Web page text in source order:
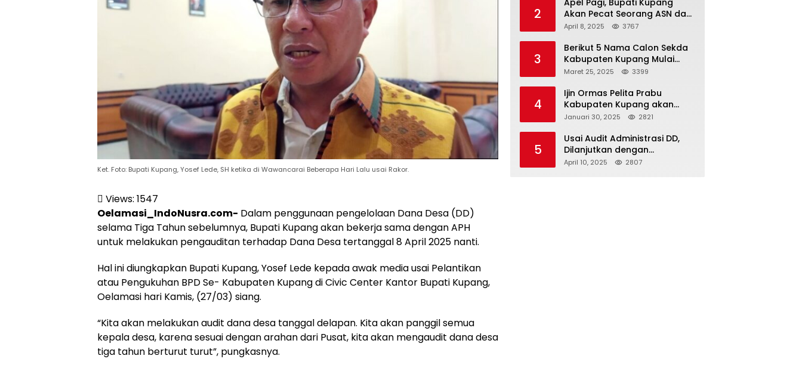
Ket. Foto: Bupati Kupang, Yosef Lede, SH ketika di Wawancarai Beberapa Hari Lalu usai Rakor.
Views: 1547
Oelamasi_IndoNusra.com- Dalam penggunaan pengelolaan Dana Desa (DD)
selama Tiga Tahun sebelumnya, Bupati Kupang akan bekerja sama dengan APH
untuk melakukan pengauditan terhadap Dana Desa tertanggal 8 April 2025 nanti.
Hal ini diungkapkan Bupati Kupang, Yosef Lede kepada awak media usai Pelantikan
atau Pengukuhan BPD Se- Kabupaten Kupang di Civic Center Kantor Bupati Kupang,
Oelamasi hari Kamis, (27/03) siang.
“Kita akan melakukan audit dana desa tanggal delapan. Kita akan panggil semua
kepala desa, karena sesuai dengan arahan dari Pusat, kita akan mengaudit dana desa
tiga tahun berturut turut”, pungkasnya.
2
Apel Pagi, Bupati Kupang
Akan Pecat Seorang ASN dan
Kepala Desa
April 8, 2025 3767
3
Berikut 5 Nama Calon Sekda
Kabupaten Kupang Mulai
Muncul
Maret 25, 2025 3399
4
Ijin Ormas Pelita Prabu
Kabupaten Kupang akan
Dicabut
Januari 30, 2025 2821
5
Usai Audit Administrasi DD,
Dilanjutkan dengan
Pemeriksaan Fisik
April 10, 2025 2807